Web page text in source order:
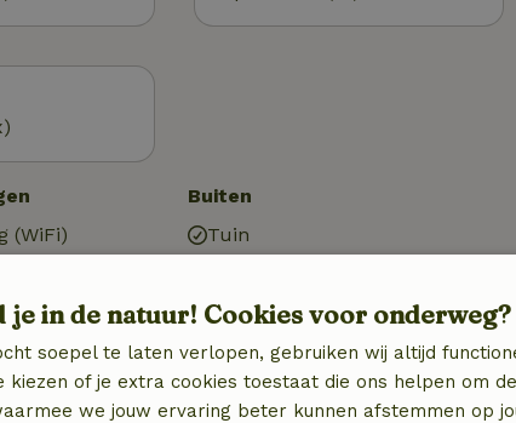
(WiFi)
CV)
Buiten
Tuin
Tuinmeubilair
Terras
Terras (overdekt)
Berging
je in de natuur! Cookies voor onderweg?
soepel te laten verlopen, gebruiken wij altijd
kiezen of je extra cookies toestaat die ons helpen om
we jouw ervaring beter kunnen afstemmen op